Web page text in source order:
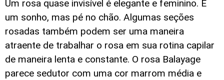
Um rosa quase invisível é elegante e feminino. É
um sonho, mas pé no chão. Algumas seções
rosadas também podem ser uma maneira
atraente de trabalhar o rosa em sua rotina capilar
de maneira lenta e constante. O rosa Balayage
parece sedutor com uma cor marrom média e